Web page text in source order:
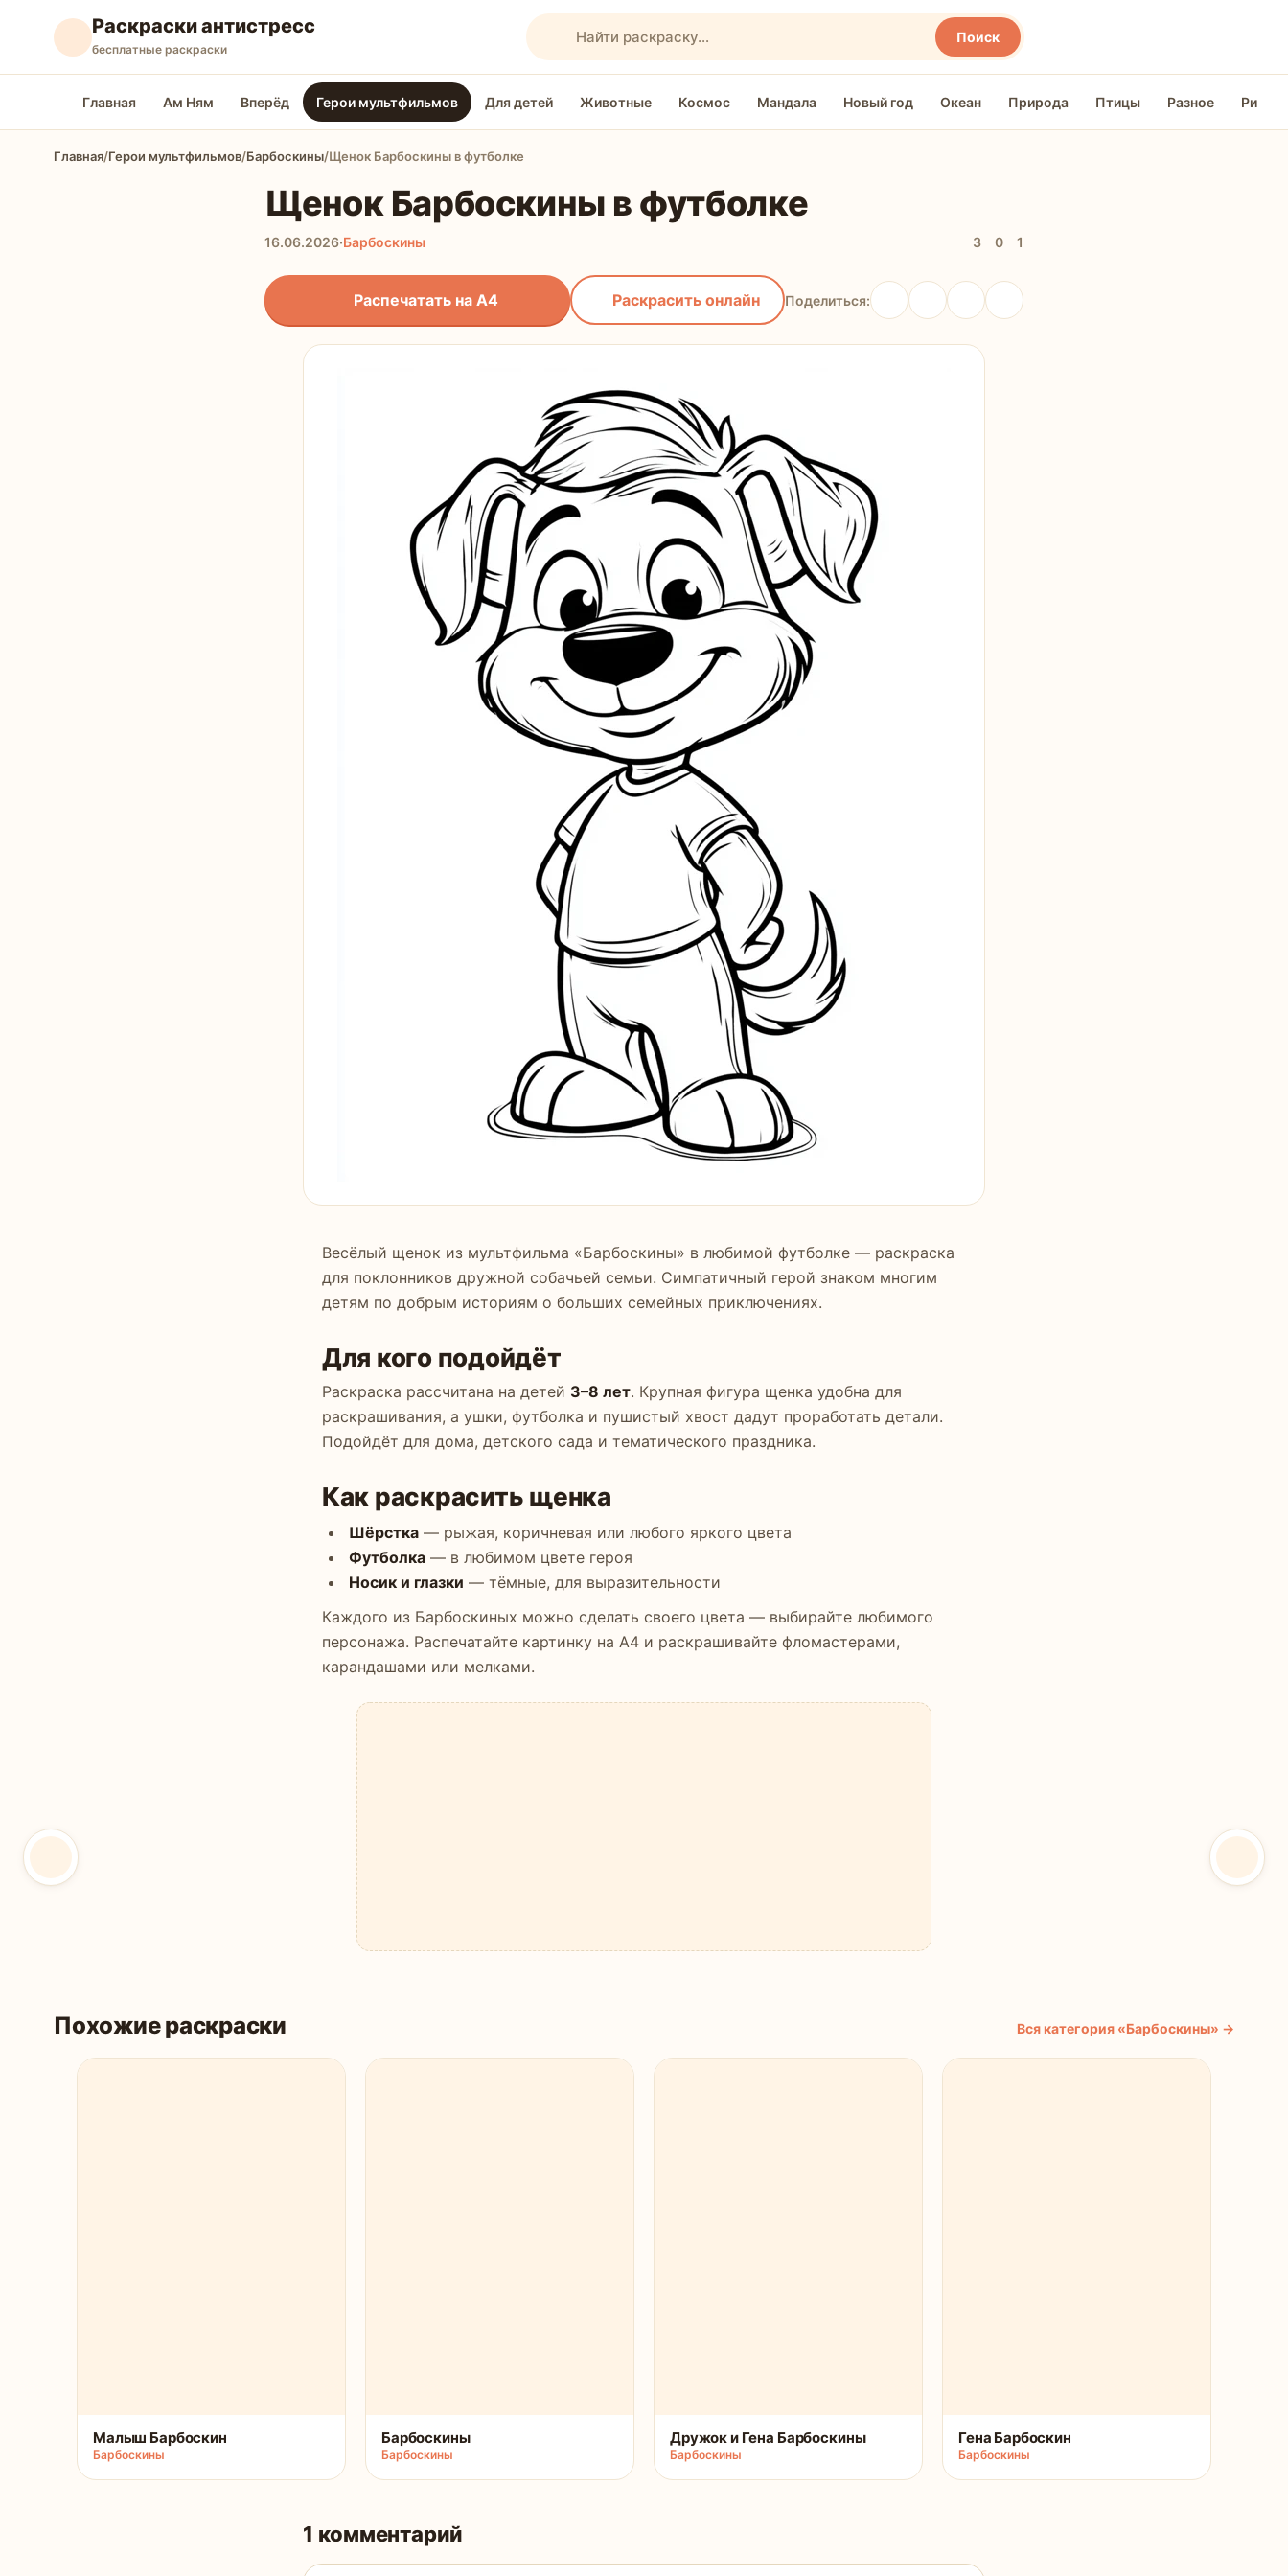
Раскраски антистресс
бесплатные раскраски
Поиск раскрасок
Поиск
Главная Ам Ням Вперёд Герои мультфильмов Для детей Животные Космос Мандала Новый год Океан Природа Птицы Разное
Главная/Герои мультфильмов/Барбоскины/Щенок Барбоскины в футболке
Щенок Барбоскины в футболке
16.06.2026·Барбоскины 3 0 1
Распечатать на А4 Раскрасить онлайн Поделиться:
Весёлый щенок из мультфильма «Барбоскины» в любимой футболке — раскраска
для поклонников дружной собачьей семьи. Симпатичный герой знаком многим
детям по добрым историям о больших семейных приключениях.
Для кого подойдёт
Раскраска рассчитана на детей 3–8 лет. Крупная фигура щенка удобна для
раскрашивания, а ушки, футболка и пушистый хвост дадут проработать детали.
Подойдёт для дома, детского сада и тематического праздника.
Как раскрасить щенка
Шёрстка — рыжая, коричневая или любого яркого цвета
Футболка — в любимом цвете героя
Носик и глазки — тёмные, для выразительности
Каждого из Барбоскиных можно сделать своего цвета — выбирайте любимого
персонажа. Распечатайте картинку на А4 и раскрашивайте фломастерами,
карандашами или мелками.
Похожие раскраски Вся категория «Барбоскины» →
Малыш Барбоскин
Барбоскины
Барбоскины
Барбоскины
Дружок и Гена Барбоскины
Барбоскины
Гена Барбоскин
Барбоскины
1 комментарий